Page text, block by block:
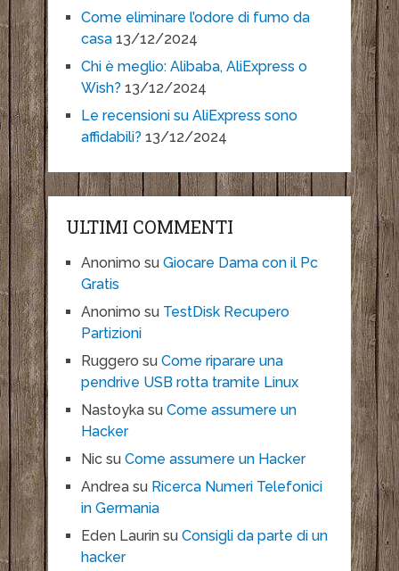
Come eliminare l’odore di fumo da
casa 13/12/2024
Chi è meglio: Alibaba, AliExpress o
Wish? 13/12/2024
Le recensioni su AliExpress sono
affidabili? 13/12/2024
ULTIMI COMMENTI
Anonimo su Giocare Dama con il Pc
Gratis
Anonimo su TestDisk Recupero
Partizioni
Ruggero su Come riparare una
pendrive USB rotta tramite Linux
Nastoykasu Come assumere un
Hacker
Nicsu Come assumere un Hacker
Andreasu Ricerca Numeri Telefonici
in Germania
Eden Laurinsu Consigli da parte di un
hacker